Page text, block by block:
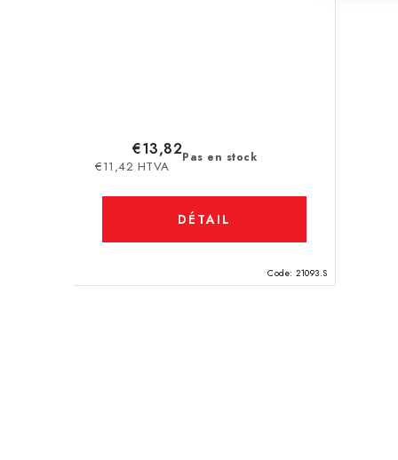
Pas en stock
€11,42 HTVA
€13,82
DÉTAIL
Code: 21093.S